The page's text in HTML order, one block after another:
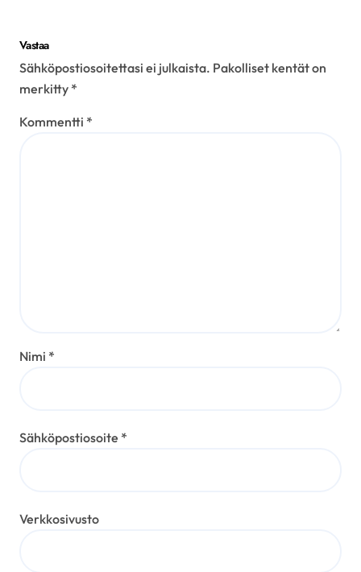
Vastaa
Sähköpostiosoitettasi ei julkaista. Pakolliset kentät on
merkitty *
Kommentti *
Nimi *
Sähköpostiosoite *
Verkkosivusto